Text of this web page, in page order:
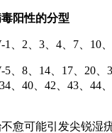
阳性的分型
1、2、3、4、7、10
5、8、14、17、20
、40、42、43、
愈可能引发尖锐湿